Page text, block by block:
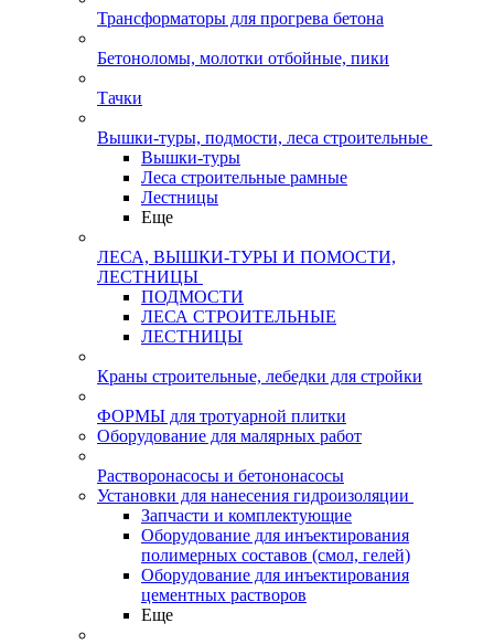
Трансформаторы для прогрева бетона
Бетоноломы, молотки отбойные, пики
Тачки
Вышки-туры, подмости, леса строительные
Вышки-туры
Леса строительные рамные
Лестницы
Еще
ЛЕСА, ВЫШКИ-ТУРЫ И ПОМОСТИ,
ЛЕСТНИЦЫ
ПОДМОСТИ
ЛЕСА СТРОИТЕЛЬНЫЕ
ЛЕСТНИЦЫ
Краны строительные, лебедки для стройки
ФОРМЫ для тротуарной плитки
Оборудование для малярных работ
Растворонасосы и бетононасосы
Установки для нанесения гидроизоляции
Запчасти и комплектующие
Оборудование для инъектирования
полимерных составов (смол, гелей)
Оборудование для инъектирования
цементных растворов
Еще